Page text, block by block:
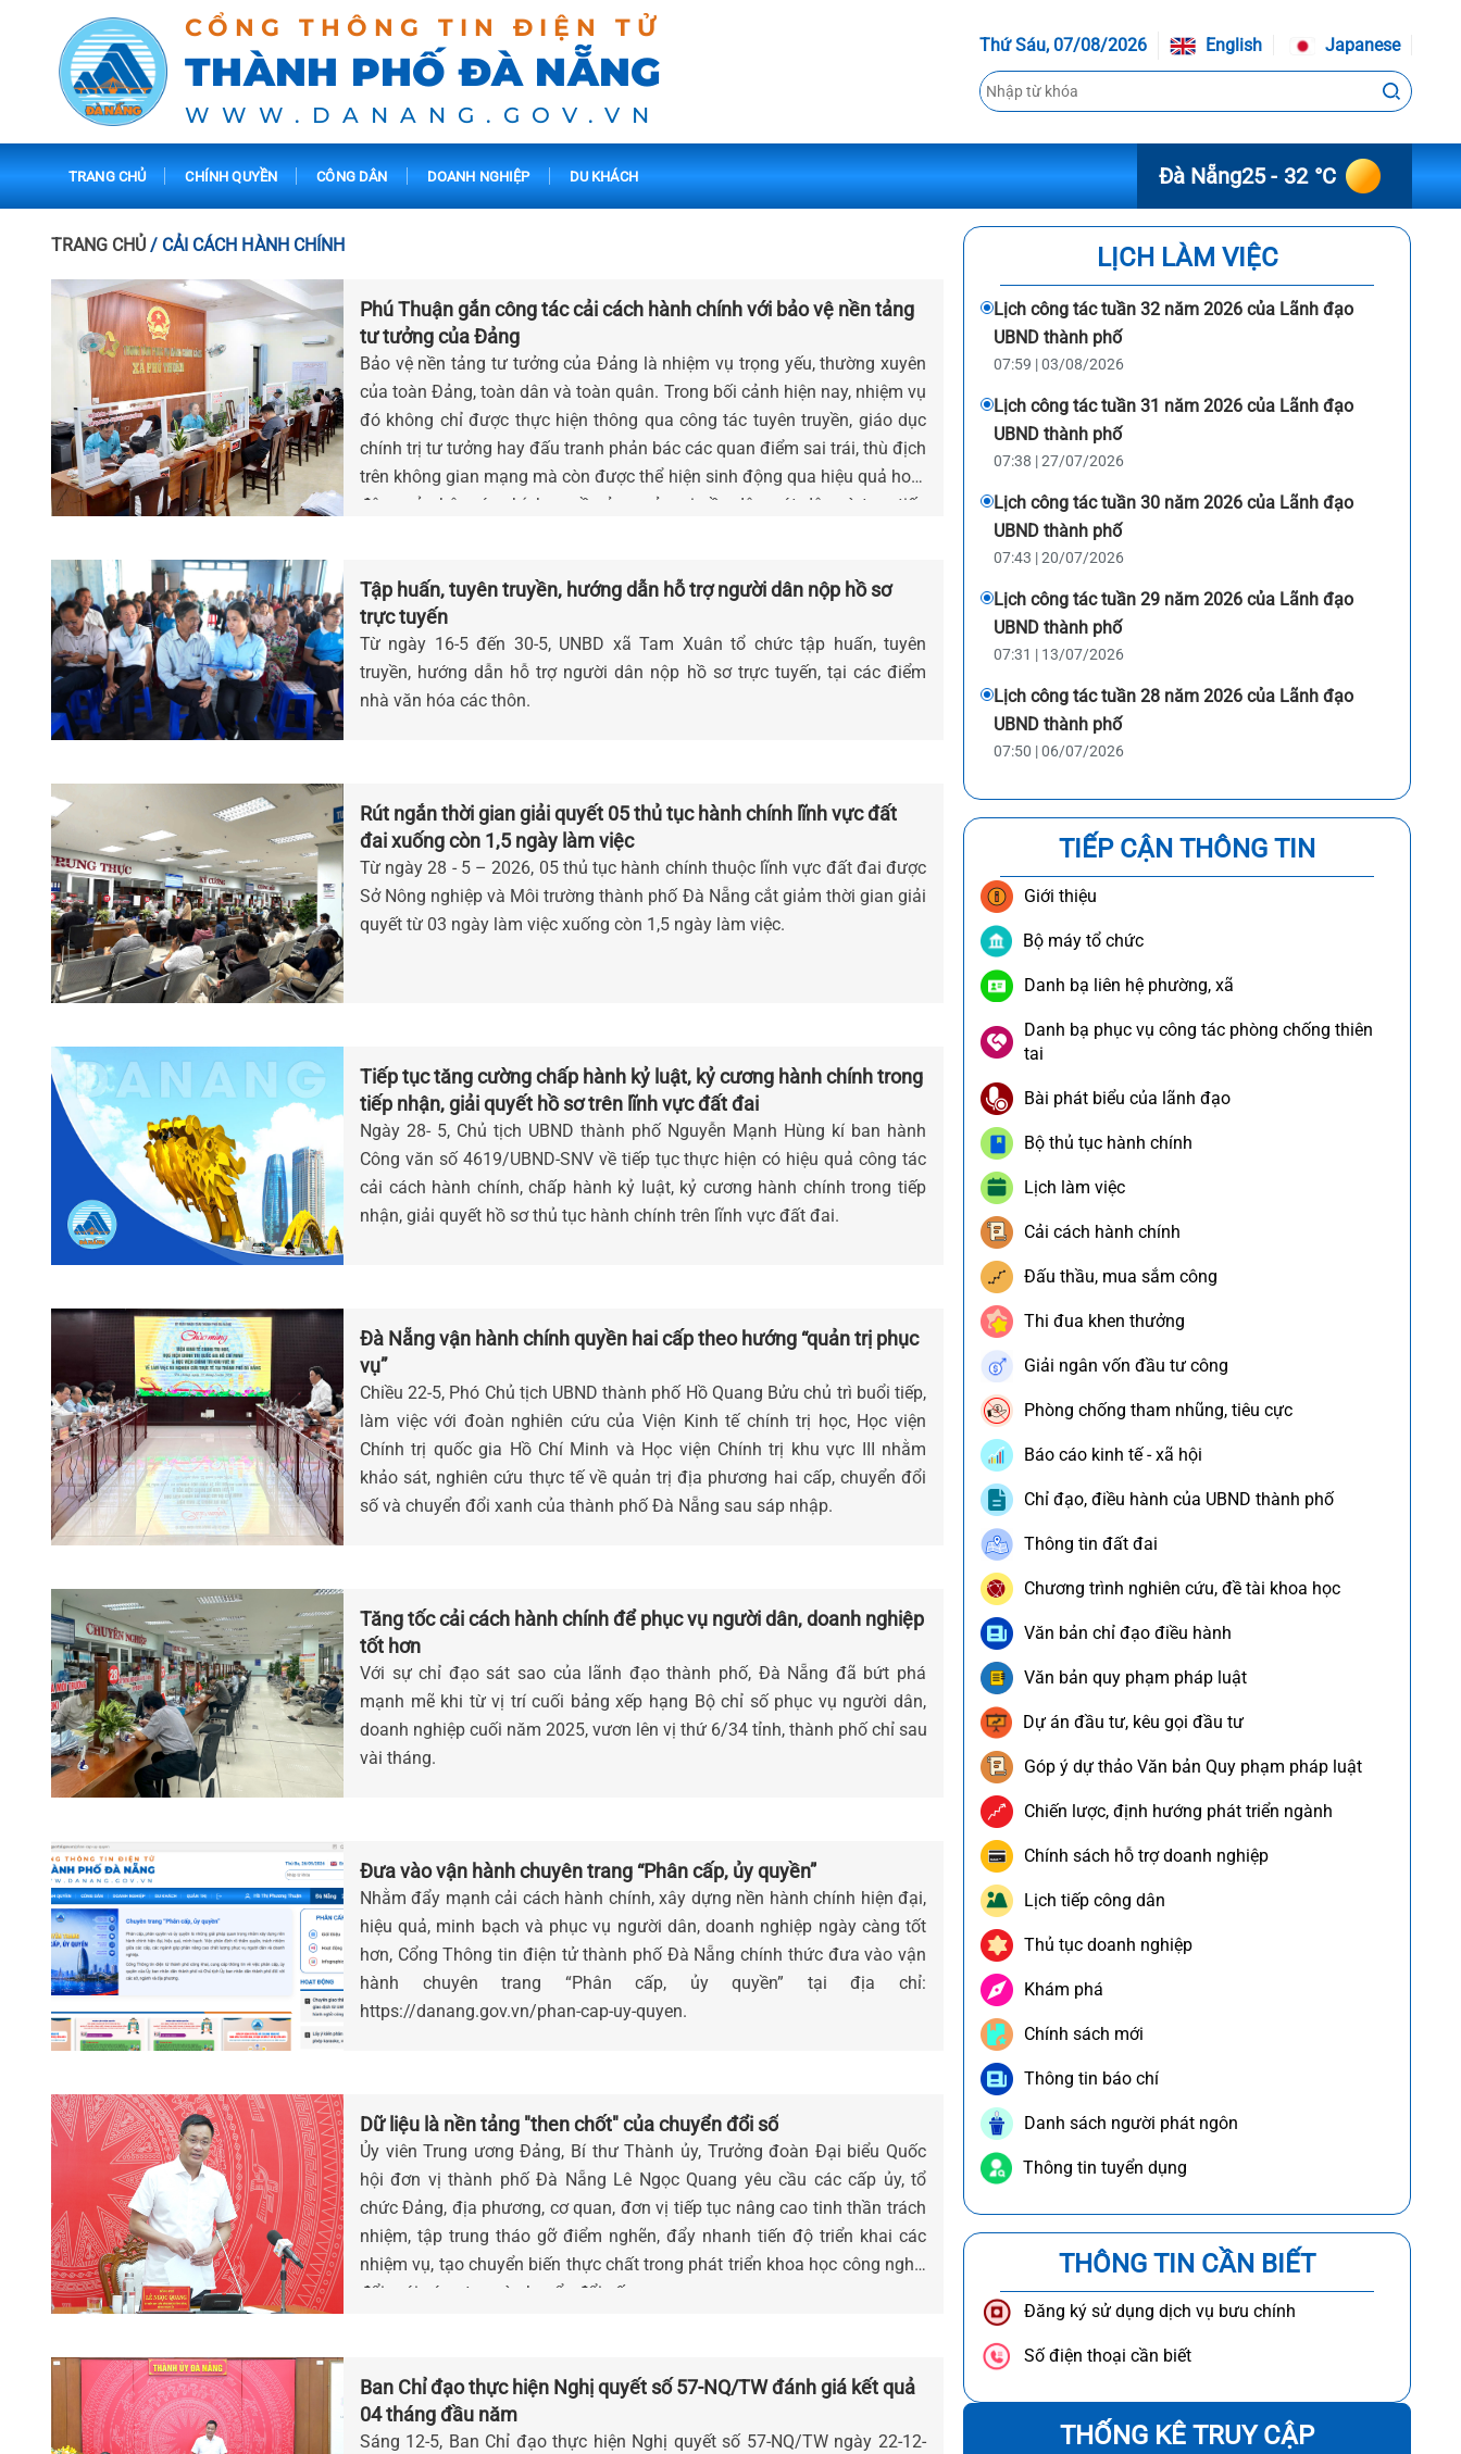
CỔNG THÔNG TIN ĐIỆN TỬ
THÀNH PHỐ ĐÀ NẴNG
WWW.DANANG.GOV.VN
Thứ Sáu, 07/08/2026 English Japanese
TRANG CHỦ CHÍNH QUYỀN CÔNG DÂN DOANH NGHIỆP DU KHÁCH Đà Nẵng25 - 32 °C
TRANG CHỦ / CẢI CÁCH HÀNH CHÍNH
Phú Thuận gắn công tác cải cách hành chính với bảo vệ nền tảng
tư tưởng của Đảng
Bảo vệ nền tảng tư tưởng của Đảng là nhiệm vụ trọng yếu, thường xuyên
của toàn Đảng, toàn dân và toàn quân. Trong bối cảnh hiện nay, nhiệm vụ
đó không chỉ được thực hiện thông qua công tác tuyên truyền, giáo dục
chính trị tư tưởng hay đấu tranh phản bác các quan điểm sai trái, thù địch
trên không gian mạng mà còn được thể hiện sinh động qua hiệu quả hoạt
động của bộ máy chính quyền ở cơ sở, nơi gần dân, sát dân và trực tiếp
Tập huấn, tuyên truyền, hướng dẫn hỗ trợ người dân nộp hồ sơ
trực tuyến
Từ ngày 16-5 đến 30-5, UNBD xã Tam Xuân tổ chức tập huấn, tuyên
truyền, hướng dẫn hỗ trợ người dân nộp hồ sơ trực tuyến, tại các điểm
nhà văn hóa các thôn.
Rút ngắn thời gian giải quyết 05 thủ tục hành chính lĩnh vực đất
đai xuống còn 1,5 ngày làm việc
Từ ngày 28 - 5 – 2026, 05 thủ tục hành chính thuộc lĩnh vực đất đai được
Sở Nông nghiệp và Môi trường thành phố Đà Nẵng cắt giảm thời gian giải
quyết từ 03 ngày làm việc xuống còn 1,5 ngày làm việc.
Tiếp tục tăng cường chấp hành kỷ luật, kỷ cương hành chính trong
tiếp nhận, giải quyết hồ sơ trên lĩnh vực đất đai
Ngày 28- 5, Chủ tịch UBND thành phố Nguyễn Mạnh Hùng kí ban hành
Công văn số 4619/UBND-SNV về tiếp tục thực hiện có hiệu quả công tác
cải cách hành chính, chấp hành kỷ luật, kỷ cương hành chính trong tiếp
nhận, giải quyết hồ sơ thủ tục hành chính trên lĩnh vực đất đai.
Đà Nẵng vận hành chính quyền hai cấp theo hướng “quản trị phục
vụ”
Chiều 22-5, Phó Chủ tịch UBND thành phố Hồ Quang Bửu chủ trì buổi tiếp,
làm việc với đoàn nghiên cứu của Viện Kinh tế chính trị học, Học viện
Chính trị quốc gia Hồ Chí Minh và Học viện Chính trị khu vực III nhằm
khảo sát, nghiên cứu thực tế về quản trị địa phương hai cấp, chuyển đổi
số và chuyển đổi xanh của thành phố Đà Nẵng sau sáp nhập.
Tăng tốc cải cách hành chính để phục vụ người dân, doanh nghiệp
tốt hơn
Với sự chỉ đạo sát sao của lãnh đạo thành phố, Đà Nẵng đã bứt phá
mạnh mẽ khi từ vị trí cuối bảng xếp hạng Bộ chỉ số phục vụ người dân,
doanh nghiệp cuối năm 2025, vươn lên vị thứ 6/34 tỉnh, thành phố chỉ sau
vài tháng.
Đưa vào vận hành chuyên trang “Phân cấp, ủy quyền”
Nhằm đẩy mạnh cải cách hành chính, xây dựng nền hành chính hiện đại,
hiệu quả, minh bạch và phục vụ người dân, doanh nghiệp ngày càng tốt
hơn, Cổng Thông tin điện tử thành phố Đà Nẵng chính thức đưa vào vận
hành chuyên trang “Phân cấp, ủy quyền” tại địa chỉ:
https://danang.gov.vn/phan-cap-uy-quyen.
Dữ liệu là nền tảng "then chốt" của chuyển đổi số
Ủy viên Trung ương Đảng, Bí thư Thành ủy, Trưởng đoàn Đại biểu Quốc
hội đơn vị thành phố Đà Nẵng Lê Ngọc Quang yêu cầu các cấp ủy, tổ
chức Đảng, địa phương, cơ quan, đơn vị tiếp tục nâng cao tinh thần trách
nhiệm, tập trung tháo gỡ điểm nghẽn, đẩy nhanh tiến độ triển khai các
nhiệm vụ, tạo chuyển biến thực chất trong phát triển khoa học công nghệ,
đổi mới sáng tạo và chuyển đổi số.
Ban Chỉ đạo thực hiện Nghị quyết số 57-NQ/TW đánh giá kết quả
04 tháng đầu năm
Sáng 12-5, Ban Chỉ đạo thực hiện Nghị quyết số 57-NQ/TW ngày 22-12-
LỊCH LÀM VIỆC
Lịch công tác tuần 32 năm 2026 của Lãnh đạo
UBND thành phố
07:59 | 03/08/2026
Lịch công tác tuần 31 năm 2026 của Lãnh đạo
UBND thành phố
07:38 | 27/07/2026
Lịch công tác tuần 30 năm 2026 của Lãnh đạo
UBND thành phố
07:43 | 20/07/2026
Lịch công tác tuần 29 năm 2026 của Lãnh đạo
UBND thành phố
07:31 | 13/07/2026
Lịch công tác tuần 28 năm 2026 của Lãnh đạo
UBND thành phố
07:50 | 06/07/2026
TIẾP CẬN THÔNG TIN
Giới thiệu
Bộ máy tổ chức
Danh bạ liên hệ phường, xã
Danh bạ phục vụ công tác phòng chống thiên
tai
Bài phát biểu của lãnh đạo
Bộ thủ tục hành chính
Lịch làm việc
Cải cách hành chính
Đấu thầu, mua sắm công
Thi đua khen thưởng
Giải ngân vốn đầu tư công
Phòng chống tham nhũng, tiêu cực
Báo cáo kinh tế - xã hội
Chỉ đạo, điều hành của UBND thành phố
Thông tin đất đai
Chương trình nghiên cứu, đề tài khoa học
Văn bản chỉ đạo điều hành
Văn bản quy phạm pháp luật
Dự án đầu tư, kêu gọi đầu tư
Góp ý dự thảo Văn bản Quy phạm pháp luật
Chiến lược, định hướng phát triển ngành
Chính sách hỗ trợ doanh nghiệp
Lịch tiếp công dân
Thủ tục doanh nghiệp
Khám phá
Chính sách mới
Thông tin báo chí
Danh sách người phát ngôn
Thông tin tuyển dụng
THÔNG TIN CẦN BIẾT
Đăng ký sử dụng dịch vụ bưu chính
Số điện thoại cần biết
THỐNG KÊ TRUY CẬP